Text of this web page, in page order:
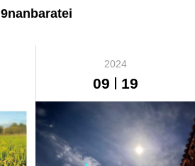
9nanbaratei
2024
09 19